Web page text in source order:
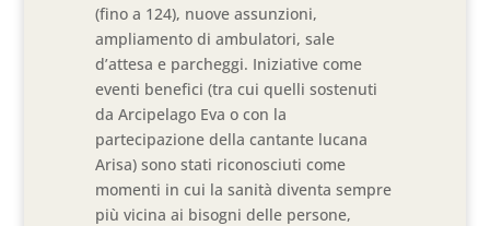
(fino a 124), nuove assunzioni,
ampliamento di ambulatori, sale
d’attesa e parcheggi. Iniziative come
eventi benefici (tra cui quelli sostenuti
da Arcipelago Eva o con la
partecipazione della cantante lucana
Arisa) sono stati riconosciuti come
momenti in cui la sanità diventa sempre
più vicina ai bisogni delle persone,